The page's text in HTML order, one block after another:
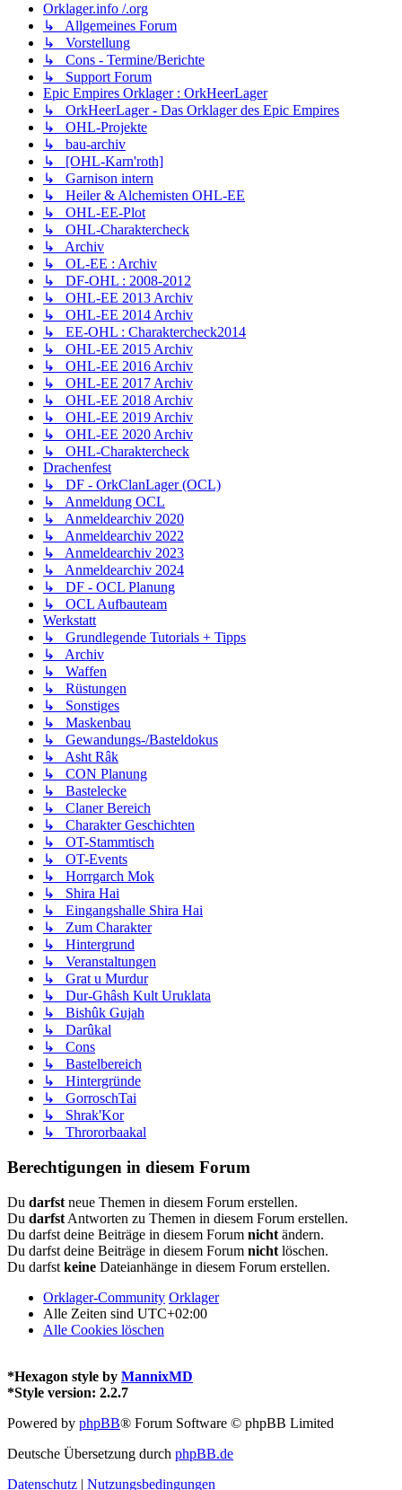
Orklager.info /.org
↳ Allgemeines Forum
↳ Vorstellung
↳ Cons - Termine/Berichte
↳ Support Forum
Epic Empires Orklager : OrkHeerLager
↳ OrkHeerLager - Das Orklager des Epic Empires
↳ OHL-Projekte
↳ bau-archiv
↳ [OHL-Karn'roth]
↳ Garnison intern
↳ Heiler & Alchemisten OHL-EE
↳ OHL-EE-Plot
↳ OHL-Charaktercheck
↳ Archiv
↳ OL-EE : Archiv
↳ DF-OHL : 2008-2012
↳ OHL-EE 2013 Archiv
↳ OHL-EE 2014 Archiv
↳ EE-OHL : Charaktercheck2014
↳ OHL-EE 2015 Archiv
↳ OHL-EE 2016 Archiv
↳ OHL-EE 2017 Archiv
↳ OHL-EE 2018 Archiv
↳ OHL-EE 2019 Archiv
↳ OHL-EE 2020 Archiv
↳ OHL-Charaktercheck
Drachenfest
↳ DF - OrkClanLager (OCL)
↳ Anmeldung OCL
↳ Anmeldearchiv 2020
↳ Anmeldearchiv 2022
↳ Anmeldearchiv 2023
↳ Anmeldearchiv 2024
↳ DF - OCL Planung
↳ OCL Aufbauteam
Werkstatt
↳ Grundlegende Tutorials + Tipps
↳ Archiv
↳ Waffen
↳ Rüstungen
↳ Sonstiges
↳ Maskenbau
↳ Gewandungs-/Basteldokus
↳ Asht Râk
↳ CON Planung
↳ Bastelecke
↳ Claner Bereich
↳ Charakter Geschichten
↳ OT-Stammtisch
↳ OT-Events
↳ Horrgarch Mok
↳ Shira Hai
↳ Eingangshalle Shira Hai
↳ Zum Charakter
↳ Hintergrund
↳ Veranstaltungen
↳ Grat u Murdur
↳ Dur-Ghâsh Kult Uruklata
↳ Bishûk Gujah
↳ Darûkal
↳ Cons
↳ Bastelbereich
↳ Hintergründe
↳ GorroschTai
↳ Shrak'Kor
↳ Thrororbaakal
Berechtigungen in diesem Forum
Du darfst neue Themen in diesem Forum erstellen.
Du darfst Antworten zu Themen in diesem Forum erstellen.
Du darfst deine Beiträge in diesem Forum nicht ändern.
Du darfst deine Beiträge in diesem Forum nicht löschen.
Du darfst keine Dateianhänge in diesem Forum erstellen.
Orklager-Community Orklager
Alle Zeiten sind UTC+02:00
Alle Cookies löschen
*Hexagon style by MannixMD
*Style version: 2.2.7
Powered by phpBB® Forum Software © phpBB Limited
Deutsche Übersetzung durch phpBB.de
Datenschutz | Nutzungsbedingungen